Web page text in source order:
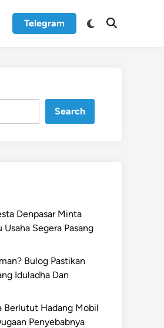
Telegram
Switch
Open
Search
Denpasar Minta
Usaha Segera Pasang
Bulog Pastikan
Iduladha Dan
Berlutut Hadang Mobil
Penyebabnya